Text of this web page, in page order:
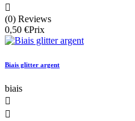

(0) Reviews
0,50 €Prix
Biais glitter argent
biais

